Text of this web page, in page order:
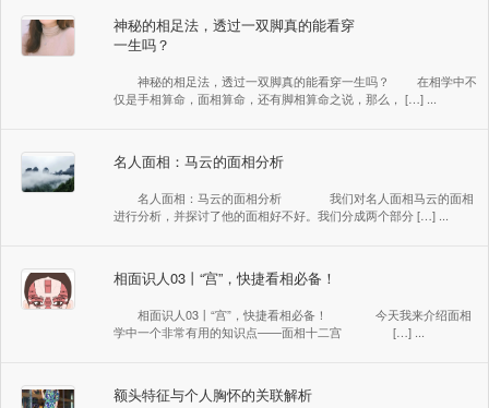
神秘的相足法，透过一双脚真的能看穿
一生吗？
神秘的相足法，透过一双脚真的能看穿一生吗？ 在相学中不
仅是手相算命，面相算命，还有脚相算命之说，那么， […] ...
名人面相：马云的面相分析
名人面相：马云的面相分析 我们对名人面相马云的面相
进行分析，并探讨了他的面相好不好。我们分成两个部分 […] ...
相面识人03丨“宫”，快捷看相必备！
相面识人03丨“宫”，快捷看相必备！ 今天我来介绍面相
学中一个非常有用的知识点——面相十二宫 […] ...
额头特征与个人胸怀的关联解析